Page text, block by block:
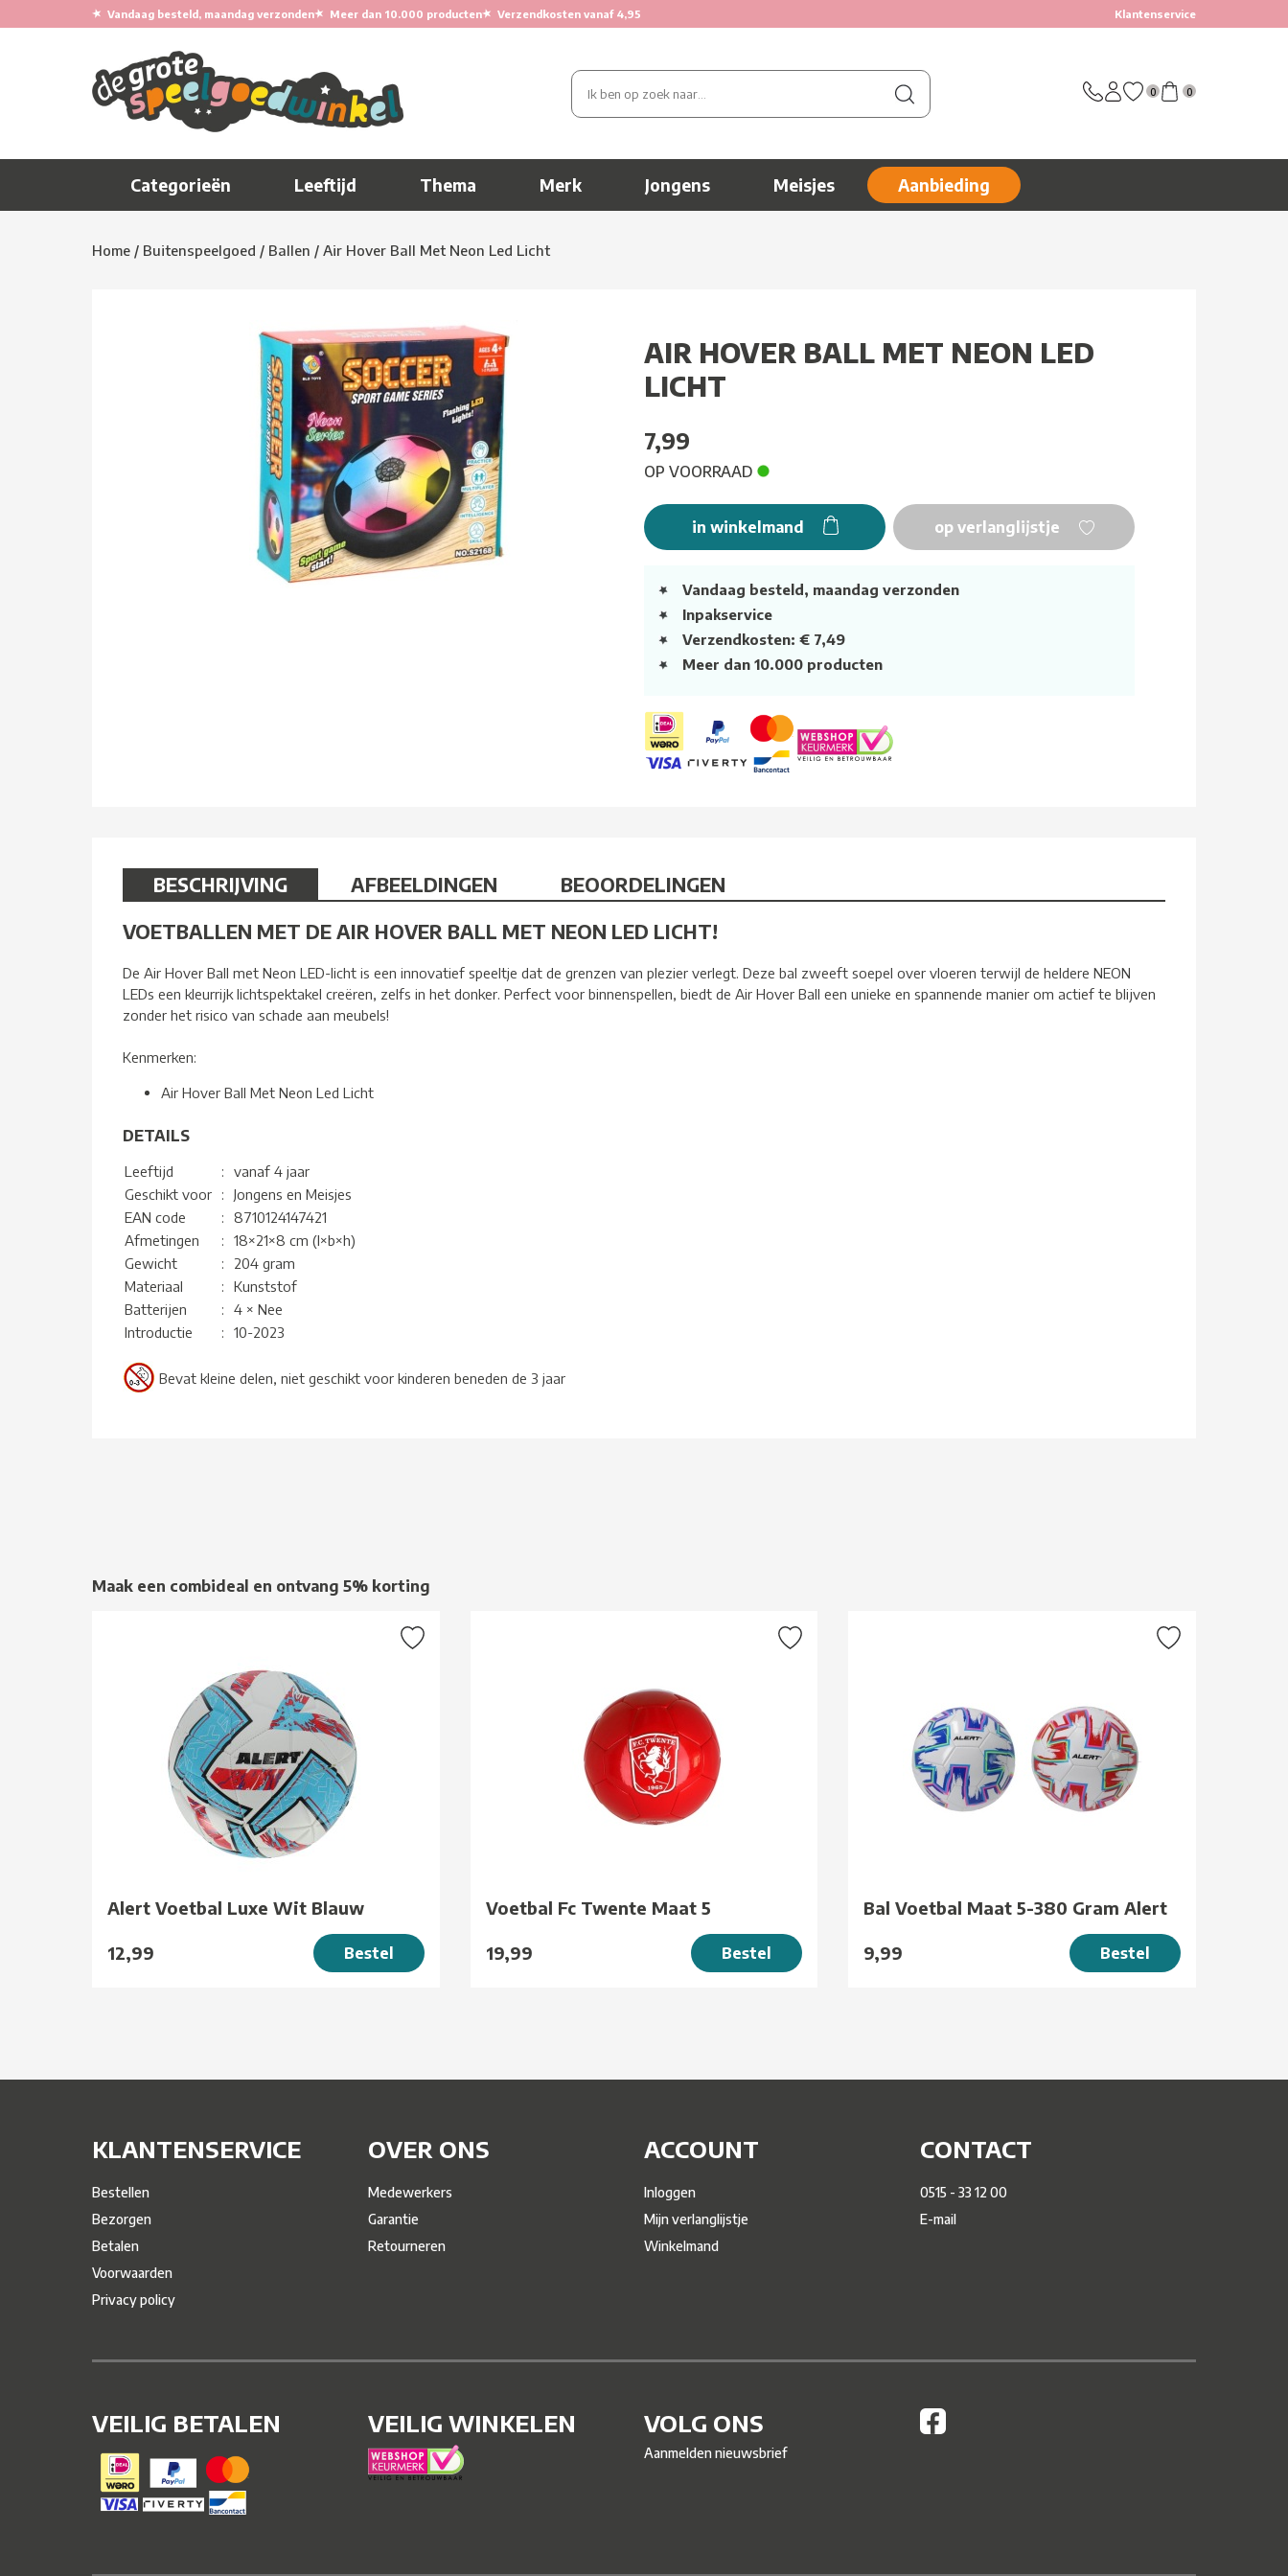
★ Vandaag besteld, maandag verzonden★ Meer dan 10.000 producten★ Verzendkosten vanaf 4,95 Klantenservice
0 0
Categorieën Leeftijd Thema Merk Jongens Meisjes Aanbieding
Home / Buitenspeelgoed / Ballen / Air Hover Ball Met Neon Led Licht
AIR HOVER BALL MET NEON LED
LICHT
7,99
OP VOORRAAD
in winkelmand op verlanglijstje
Vandaag besteld, maandag verzonden
Inpakservice
Verzendkosten: € 7,49
Meer dan 10.000 producten
BESCHRIJVING AFBEELDINGEN
BEOORDELINGEN
VOETBALLEN MET DE AIR HOVER BALL MET NEON LED LICHT!
De Air Hover Ball met Neon LED-licht is een innovatief speeltje dat de grenzen van plezier verlegt. Deze bal zweeft soepel over vloeren terwijl de heldere NEON
LEDs een kleurrijk lichtspektakel creëren, zelfs in het donker. Perfect voor binnenspellen, biedt de Air Hover Ball een unieke en spannende manier om actief te blijven
zonder het risico van schade aan meubels!
Kenmerken:
Air Hover Ball Met Neon Led Licht
DETAILS
Leeftijd :
vanaf 4 jaar
Geschikt voor
:
Jongens en Meisjes
EAN code
:
8710124147421
Afmetingen
:
18×21×8 cm (l×b×h)
Gewicht
:
204 gram
Materiaal
:
Kunststof
Batterijen
:
4 × Nee
Introductie
: 10-2023
Bevat kleine delen, niet geschikt voor kinderen beneden de 3 jaar
Maak een combideal en ontvang 5% korting
Alert Voetbal Luxe Wit Blauw
12,99 Bestel
Voetbal Fc Twente Maat 5
19,99 Bestel
Bal Voetbal Maat 5-380 Gram Alert
9,99 Bestel
KLANTENSERVICE
Bestellen
Bezorgen
Betalen
Voorwaarden
Privacy policy
OVER ONS
Medewerkers
Garantie
Retourneren
ACCOUNT
Inloggen
Mijn verlanglijstje
Winkelmand
CONTACT
0515 - 33 12 00
E-mail
VEILIG BETALEN VEILIG WINKELEN VOLG ONS
Aanmelden nieuwsbrief